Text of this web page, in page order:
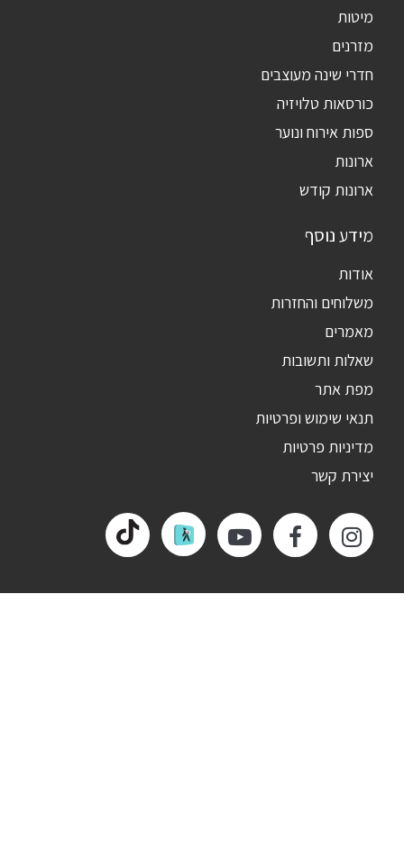
מיטות
מזרנים
חדרי שינה מעוצבים
כורסאות טלויזיה
ספות אירוח ונוער
ארונות
ארונות קודש
מידע נוסף
אודות
משלוחים והחזרות
מאמרים
שאלות ותשובות
מפת אתר
תנאי שימוש ופרטיות
מדיניות פרטיות
יצירת קשר